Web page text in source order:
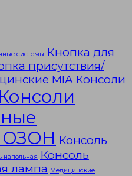
системы Кнопка для
присутствия/
MIA Консоли
Консоли
ОЗОН Консоль
напольная Консоль
лампа Медицинские